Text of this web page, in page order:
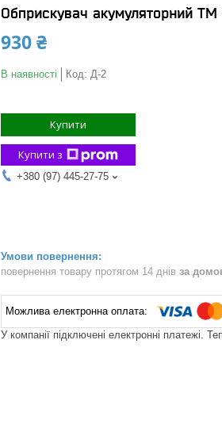
Обприскувач акумуляторний
930 ₴
В наявності Код: Д-2
Купити
Купити з
+380 (97) 445-27-75
повернення товару протягом 14 днів за
У компанії підключені електронні платежі.